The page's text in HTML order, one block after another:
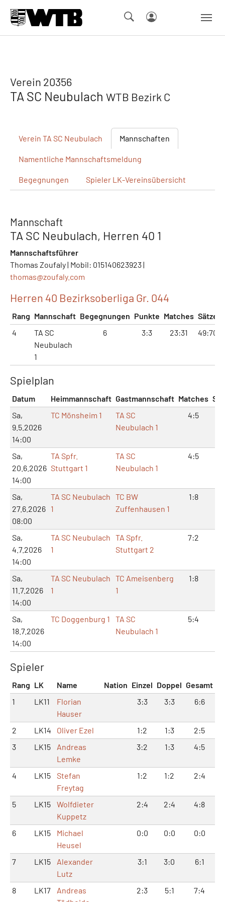
Verein 20356
TA SC Neubulach WTB Bezirk C
Verein TA SC Neubulach Mannschaften
Namentliche Mannschaftsmeldung
Begegnungen Spieler LK-Vereinsübersicht
Mannschaft
TA SC Neubulach, Herren 40 1
Mannschaftsführer
Thomas Zoufaly | Mobil: 015140623923 |
thomas@zoufaly.com
Herren 40 Bezirksoberliga Gr. 044
Rang Mannschaft Begegnungen Punkte Matches Sätze
4
TA SC
Neubulach
1
6 3:3 23:31 49:70
Spielplan
Datum Heimmannschaft Gastmannschaft Matches
Sa,
9.5.2026
14:00
TC Mönsheim 1
TA SC
Neubulach 1
4:5
Sa,
20.6.2026
14:00
TA Spfr.
Stuttgart 1
TA SC
Neubulach 1
4:5
Sa,
27.6.2026
08:00
TA SC Neubulach
1
TC BW
Zuffenhausen 1
1:8
Sa,
4.7.2026
14:00
TA SC Neubulach
1
TA Spfr.
Stuttgart 2
7:2
Sa,
11.7.2026
14:00
TA SC Neubulach
1
TC Ameisenberg
1
1:8
Sa,
18.7.2026
14:00
TC Doggenburg 1
TA SC
Neubulach 1
5:4
Spieler
Rang LK Name Nation Einzel Doppel Gesamt
1
LK11
Florian
Hauser
3:3 3:3 6:6
2 LK14 Oliver Ezel 1:2 1:3
2:5
3
LK15
Andreas
Lemke
3:2 1:3 4:5
4 LK15
Stefan
Freytag
1:2 1:2 2:4
5 LK15
Wolfdieter
Kuppetz
2:4 2:4 4:8
6 LK15
Michael
Heusel
0:0 0:0 0:0
7 LK15
Alexander
Lutz
3:1 3:0 6:1
8 LK17
Andreas
2:3 5:1 7:4